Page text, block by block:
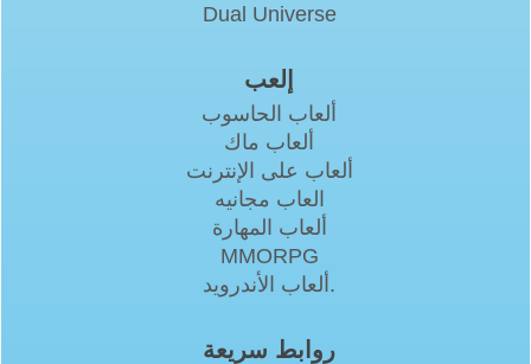
Dual Universe
إلعب
ألعاب الحاسوب
ألعاب ماك
ألعاب على الإنترنت
العاب مجانيه
ألعاب المهارة
MMORPG
ألعاب الأندرويد.
روابط سريعة